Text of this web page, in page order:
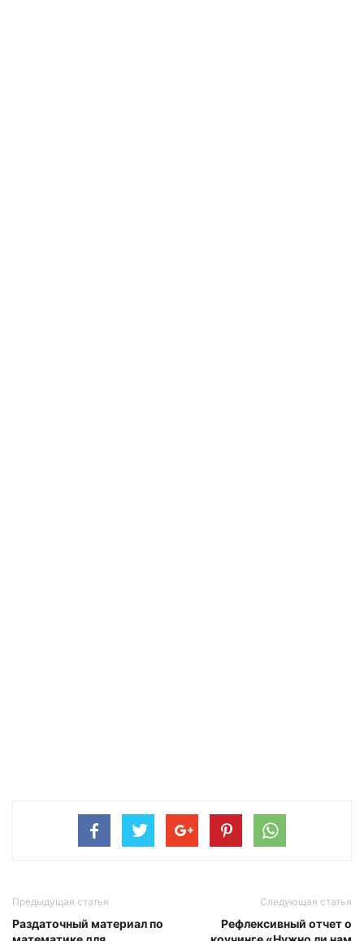
Предыдущая статья
Раздаточный материал по
Следующая статья
Рефлексивный отчет о